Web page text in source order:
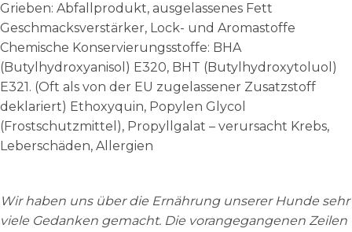
Grieben: Abfallprodukt, ausgelassenes Fett
Geschmacksverstärker, Lock- und Aromastoffe
Chemische Konservierungsstoffe: BHA
(Butylhydroxyanisol) E320, BHT (Butylhydroxytoluol)
E321. (Oft als von der EU zugelassener Zusatzstoff
deklariert) Ethoxyquin, Popylen Glycol
(Frostschutzmittel), Propyllgalat – verursacht Krebs,
Leberschäden, Allergien
Wir haben uns über die Ernährung unserer Hunde sehr
viele Gedanken gemacht. Die vorangegangenen Zeilen